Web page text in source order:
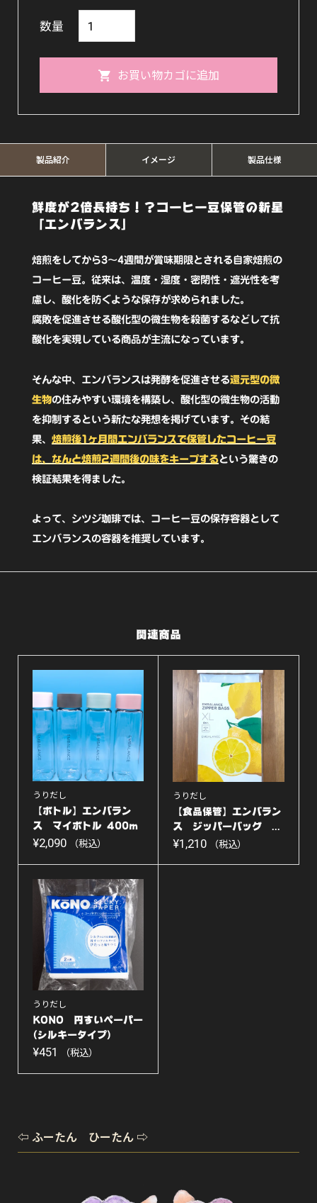
数量
【タ
ッ
ー】
エ
ン
ス
レ
ク
タ
ン
グ
コ
ン
テ
ナ
パ
ス
ク
お買い物カゴに追加
製品紹介 イメージ 製品仕様
鮮度が2倍長持ち！？コーヒー豆保管の新星
「エンバランス」
焙煎をしてから3〜4週間が賞味期限とされる自家焙煎の
コーヒー豆。従来は、温度・湿度・密閉性・遮光性を考
慮し、酸化を防ぐような保存が求められました。
腐敗を促進させる酸化型の微生物を殺菌するなどして抗
酸化を実現している商品が主流になっています。
そんな中、エンバランスは発酵を促進させる還元型の微
生物の住みやすい環境を構築し、酸化型の微生物の活動
を抑制するという新たな発想を掲げています。その結
果、 焙煎後1ヶ月間エンバランスで保管したコーヒー豆
は、なんと焙煎2週間後の味をキープするという驚きの
検証結果を得ました。
よって、シツジ珈琲では、コーヒー豆の保存容器として
エンバランスの容器を推奨しています。
関連商品
うりだし
【ボトル】エンバラン
ス マイボトル 400m
l...
¥2,090 （税込）
うりだし
【食品保管】エンバラン
ス ジッパーバッグ ...
¥1,210 （税込）
うりだし
KONO 円すいペーパー
(シルキータイプ)
白...
¥451 （税込）
⇦ ふーたん ひーたん ⇨